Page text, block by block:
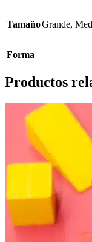
TamañoGrande,
Forma
Productos